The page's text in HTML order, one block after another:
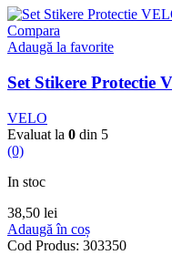
Compara
Adaugă la favorite
Set Stikere Protectie
VELO
Evaluat la 0 din 5
(0)
In stoc
38,50 lei
Adaugă în coș
Cod Produs: 303350